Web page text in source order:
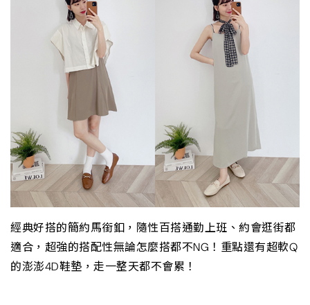
經典好搭的簡約馬銜釦，隨性百搭通勤上班、約會逛街都
適合，超強的搭配性無論怎麼搭都不NG！重點還有超軟Q
的澎澎4D鞋墊，走一整天都不會累！